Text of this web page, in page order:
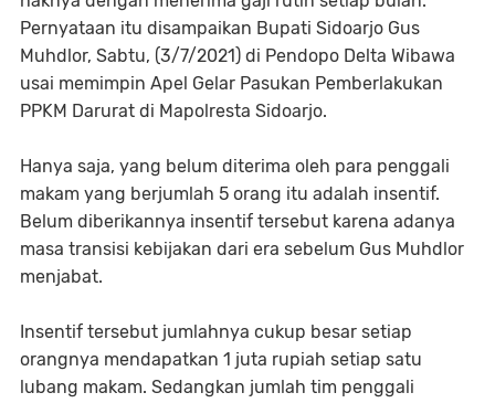
Pernyataan itu disampaikan Bupati Sidoarjo Gus
Muhdlor, Sabtu, (3/7/2021) di Pendopo Delta Wibawa
usai memimpin Apel Gelar Pasukan Pemberlakukan
PPKM Darurat di Mapolresta Sidoarjo.
Hanya saja, yang belum diterima oleh para penggali
makam yang berjumlah 5 orang itu adalah insentif.
Belum diberikannya insentif tersebut karena adanya
masa transisi kebijakan dari era sebelum Gus Muhdlor
menjabat.
Insentif tersebut jumlahnya cukup besar setiap
orangnya mendapatkan 1 juta rupiah setiap satu
lubang makam. Sedangkan jumlah tim penggali